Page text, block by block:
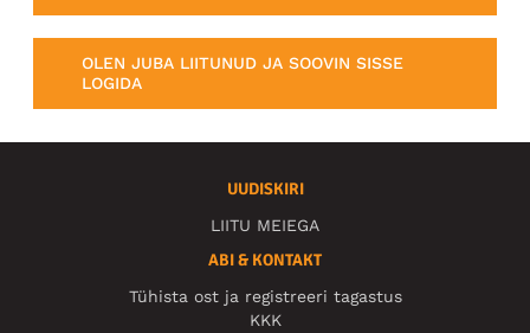
OLEN JUBA LIITUNUD JA SOOVIN SISSE
LOGIDA
UUDISKIRI
LIITU MEIEGA
ABI & KONTAKT
Tühista ost ja registreeri tagastus
KKK